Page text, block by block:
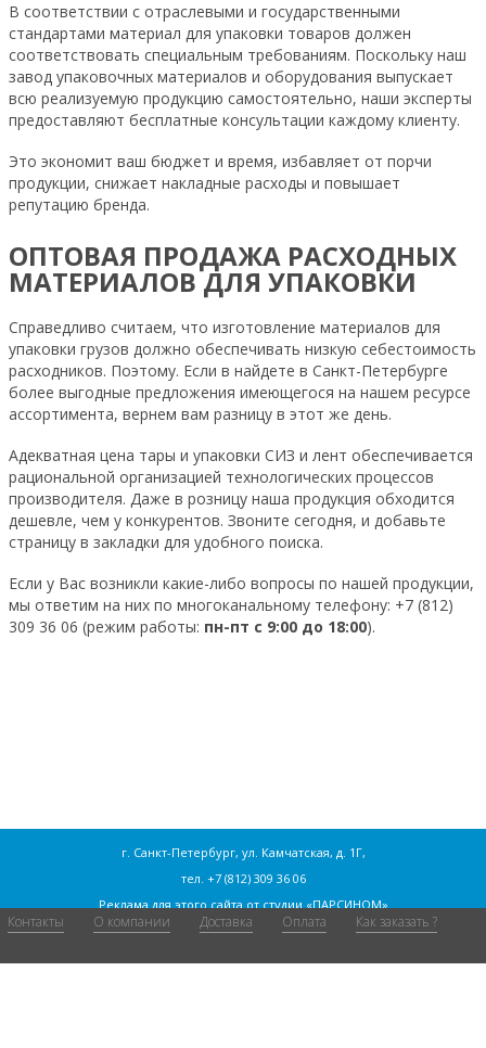
В соответствии с отраслевыми и государственными
стандартами материал для упаковки товаров должен
соответствовать специальным требованиям. Поскольку наш
завод упаковочных материалов и оборудования выпускает
всю реализуемую продукцию самостоятельно, наши эксперты
предоставляют бесплатные консультации каждому клиенту.
Это экономит ваш бюджет и время, избавляет от порчи
продукции, снижает накладные расходы и повышает
репутацию бренда.
ОПТОВАЯ ПРОДАЖА РАСХОДНЫХ
МАТЕРИАЛОВ ДЛЯ УПАКОВКИ
Справедливо считаем, что изготовление материалов для
упаковки грузов должно обеспечивать низкую себестоимость
расходников. Поэтому. Если в найдете в Санкт-Петербурге
более выгодные предложения имеющегося на нашем ресурсе
ассортимента, вернем вам разницу в этот же день.
Адекватная цена тары и упаковки СИЗ и лент обеспечивается
рациональной организацией технологических процессов
производителя. Даже в розницу наша продукция обходится
дешевле, чем у конкурентов. Звоните сегодня, и добавьте
страницу в закладки для удобного поиска.
Если у Вас возникли какие-либо вопросы по нашей продукции,
мы ответим на них по многоканальному телефону: +7 (812)
309 36 06 (режим работы: пн-пт с 9:00 до 18:00).
г. Санкт-Петербург, ул. Камчатская, д. 1Г,
тел. +7 (812) 309 36 06
Реклама для этого сайта отстудии «ПАРСИНОМ»
Согласие на обработку персональных данных
Статьи
Контакты О компании Доставка Оплата Как заказать ?